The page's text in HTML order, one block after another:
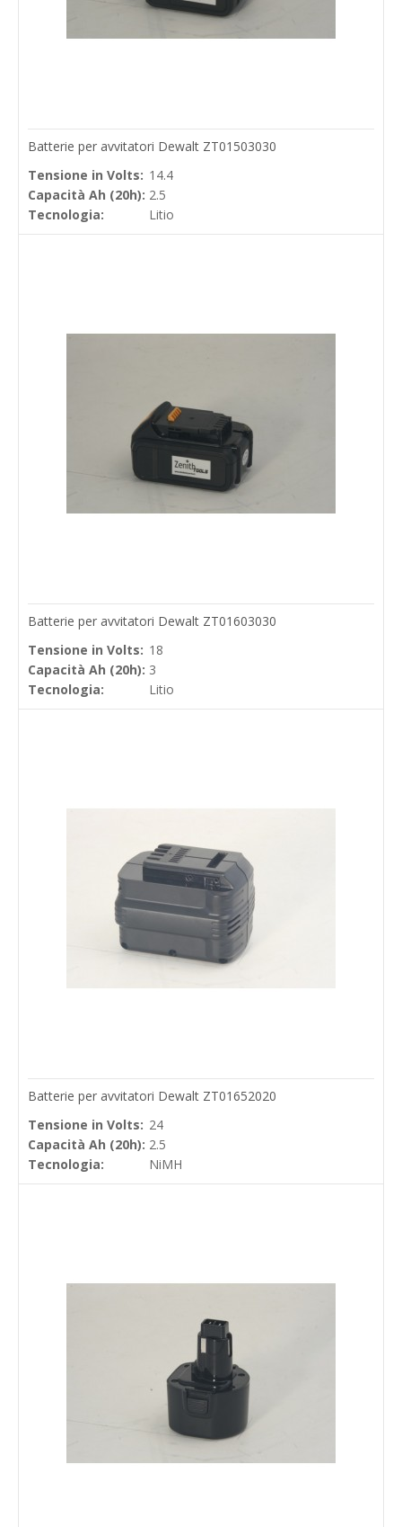
Batterie per avvitatori Dewalt ZT01503030
Tensione in Volts: 14.4
Capacità Ah (20h): 2.5
Tecnologia:
Litio
Batterie per avvitatori Dewalt ZT01603030
Tensione in Volts: 18
Capacità Ah (20h): 3
Tecnologia:
Litio
Batterie per avvitatori Dewalt ZT01652020
Tensione in Volts: 24
Capacità Ah (20h): 2.5
Tecnologia:
NiMH